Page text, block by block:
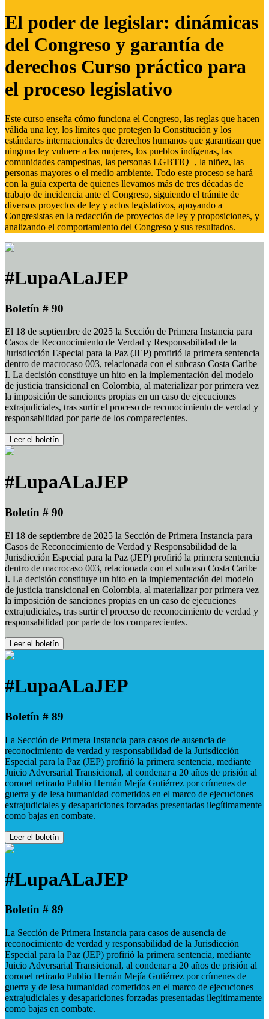
El poder de legislar: dinámicas
del Congreso y garantía de
derechos Curso práctico para
el proceso legislativo
Este curso enseña cómo funciona el Congreso, las reglas que hacen
válida una ley, los límites que protegen la Constitución y los
estándares internacionales de derechos humanos que garantizan que
ninguna ley vulnere a las mujeres, los pueblos indígenas, las
comunidades campesinas, las personas LGBTIQ+, la niñez, las
personas mayores o el medio ambiente. Todo este proceso se hará
con la guía experta de quienes llevamos más de tres décadas de
trabajo de incidencia ante el Congreso, siguiendo el trámite de
diversos proyectos de ley y actos legislativos, apoyando a
Congresistas en la redacción de proyectos de ley y proposiciones, y
analizando el comportamiento del Congreso y sus resultados.
#LupaALaJEP
Boletín # 90
El 18 de septiembre de 2025 la Sección de Primera Instancia para
Casos de Reconocimiento de Verdad y Responsabilidad de la
Jurisdicción Especial para la Paz (JEP) profirió la primera sentencia
dentro de macrocaso 003, relacionada con el subcaso Costa Caribe
I. La decisión constituye un hito en la implementación del modelo
de justicia transicional en Colombia, al materializar por primera vez
la imposición de sanciones propias en un caso de ejecuciones
extrajudiciales, tras surtir el proceso de reconocimiento de verdad y
responsabilidad por parte de los comparecientes.
Leer el boletín
#LupaALaJEP
Boletín # 90
El 18 de septiembre de 2025 la Sección de Primera Instancia para
Casos de Reconocimiento de Verdad y Responsabilidad de la
Jurisdicción Especial para la Paz (JEP) profirió la primera sentencia
dentro de macrocaso 003, relacionada con el subcaso Costa Caribe
I. La decisión constituye un hito en la implementación del modelo
de justicia transicional en Colombia, al materializar por primera vez
la imposición de sanciones propias en un caso de ejecuciones
extrajudiciales, tras surtir el proceso de reconocimiento de verdad y
responsabilidad por parte de los comparecientes.
Leer el boletín
#LupaALaJEP
Boletín # 89
La Sección de Primera Instancia para casos de ausencia de
reconocimiento de verdad y responsabilidad de la Jurisdicción
Especial para la Paz (JEP) profirió la primera sentencia, mediante
Juicio Adversarial Transicional, al condenar a 20 años de prisión al
coronel retirado Publio Hernán Mejía Gutiérrez por crímenes de
guerra y de lesa humanidad cometidos en el marco de ejecuciones
extrajudiciales y desapariciones forzadas presentadas ilegítimamente
como bajas en combate.
Leer el boletín
#LupaALaJEP
Boletín # 89
La Sección de Primera Instancia para casos de ausencia de
reconocimiento de verdad y responsabilidad de la Jurisdicción
Especial para la Paz (JEP) profirió la primera sentencia, mediante
Juicio Adversarial Transicional, al condenar a 20 años de prisión al
coronel retirado Publio Hernán Mejía Gutiérrez por crímenes de
guerra y de lesa humanidad cometidos en el marco de ejecuciones
extrajudiciales y desapariciones forzadas presentadas ilegítimamente
como bajas en combate.